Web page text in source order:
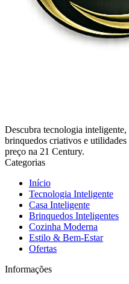
Descubra tecnologia
brinquedos criativos e
preço na 21 Century.
Categorias
Início
Tecnologia Inteligente
Casa Inteligente
Brinquedos Inteligentes
Cozinha Moderna
Estilo & Bem-Estar
Ofertas
Informações